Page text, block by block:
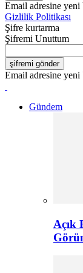
Email adresine
Gizlilik Politikası
Şifre kurtarma
Şifremi Unuttum
Email adresine
Gündem
Açık